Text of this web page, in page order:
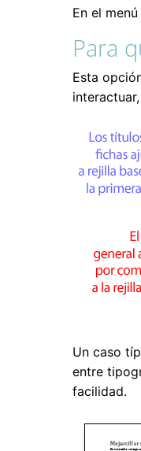
En el
Para
Esta
Un caso
entre
facilidad.